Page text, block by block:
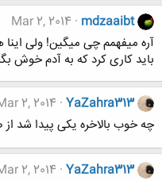
mdzaaibt
Mar 2, 2014
آره میفهمم چی میگین! ولی
باید کاری کرد که به آدم خوش
YaZahra313
2, 2014
چه خوب بالاخره یکی پیدا شد از
YaZahra313
2, 2014